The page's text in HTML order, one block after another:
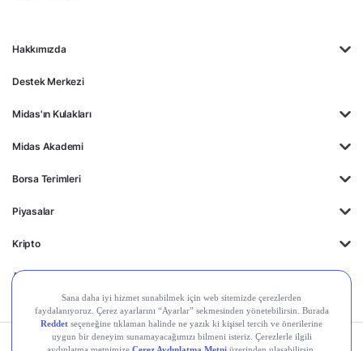
Hakkımızda
Destek Merkezi
Midas'ın Kulakları
Midas Akademi
Borsa Terimleri
Piyasalar
Kripto
Ayrıcalıklar